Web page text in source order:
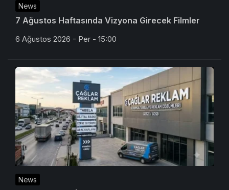
News
7 Ağustos Haftasında Vizyona Girecek Filmler
6 Ağustos 2026 - Per - 15:00
News